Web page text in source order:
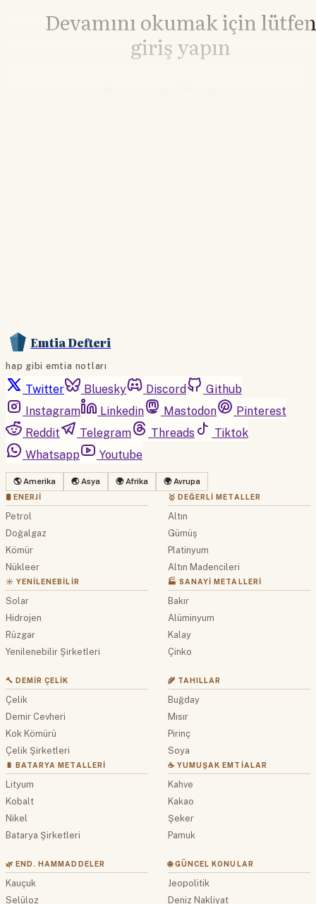
Devamını okumak için lütfen
giriş yapın
Emtia Defteri
hap gibi emtia notları
Twitter Bluesky Discord
Github
Instagram
Linkedin Mastodon
Pinterest
Reddit
Telegram Threads
Tiktok
Whatsapp
Youtube
🌎 Amerika 🌏 Asya 🌍 Afrika 🌍 Avrupa
🛢 ENERJI
Petrol
Doğalgaz
Kömür
Nükleer
☀️ YENILENEBILIR
Solar
Hidrojen
Rüzgar
Yenilenebilir Şirketleri
🥇 DEĞERLI METALLER
Altın
Gümüş
Platinyum
Altın Madencileri
🏭 SANAYI METALLERI
Bakır
Alüminyum
Kalay
Çinko
🔨 DEMIR ÇELIK
Çelik
Demir Cevheri
Kok Kömürü
Çelik Şirketleri
🔋 BATARYA METALLERI
Lityum
Kobalt
Nikel
Batarya Şirketleri
🌾 TAHILLAR
Buğday
Mısır
Pirinç
Soya
☕ YUMUŞAK EMTIALAR
Kahve
Kakao
Şeker
Pamuk
🌿 END. HAMMADDELER
Kauçuk
Selüloz
🌐 GÜNCEL KONULAR
Jeopolitik
Deniz Nakliyat